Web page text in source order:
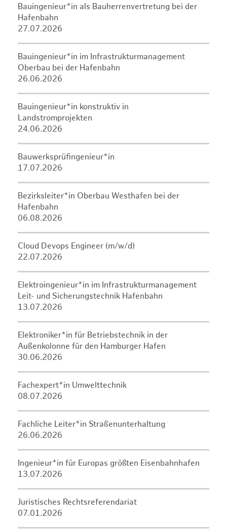
Bauingenieur*in als Bauherrenvertretung bei der
Hafenbahn
27.07.2026
Bauingenieur*in im Infrastrukturmanagement
Oberbau bei der Hafenbahn
26.06.2026
Bauingenieur*in konstruktiv in
Landstromprojekten
24.06.2026
Bauwerksprüfingenieur*in
17.07.2026
Bezirksleiter*in Oberbau Westhafen bei der
Hafenbahn
06.08.2026
Cloud Devops Engineer (m/w/d)
22.07.2026
Elektroingenieur*in im Infrastrukturmanagement
Leit- und Sicherungstechnik Hafenbahn
13.07.2026
Elektroniker*in für Betriebstechnik in der
Außenkolonne für den Hamburger Hafen
30.06.2026
Fachexpert*in Umwelttechnik
08.07.2026
Fachliche Leiter*in Straßenunterhaltung
26.06.2026
Ingenieur*in für Europas größten Eisenbahnhafen
13.07.2026
Juristisches Rechtsreferendariat
07.01.2026